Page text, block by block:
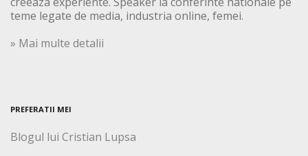
teme legate de media, industria online, femei.
» Mai multe detalii
PREFERATII MEI
Blogul lui Cristian Lupsa